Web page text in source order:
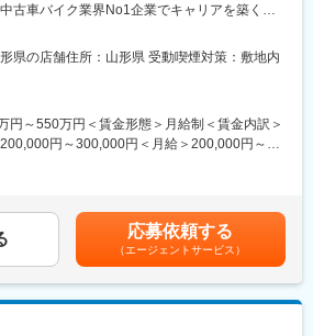
古車バイク業界No1企業でキャリアを築く／
、快適なバイクライフを送っていただくた
められており、完全未経験のご入社者も第一
で、ご安心ください！
泊施設での実施となるため、引っ越し費用等も
県の店舗住所：山形県 受動喫煙対策：敷地内
円～550万円＜賃金形態＞月給制＜賃金内訳＞
円～300,000円＜月給＞200,000円～
額であり、選考を通じて上下する可能性があ
)は固定手当を含めた表記です。
応募依頼する
（エージェントサービス）